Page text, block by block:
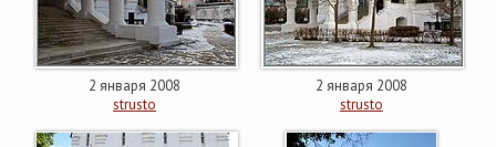
2 января 2008
strusto
2 января 2008
strusto